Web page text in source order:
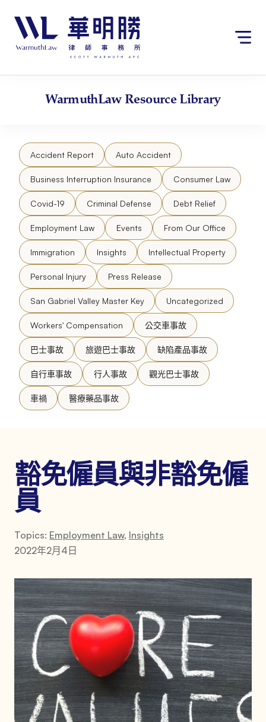
content
WarmuthLawResource Library
Accident Report Auto Accident
Business Interruption Insurance Consumer Law
Covid-19 Criminal Defense Debt Relief
Employment Law Events From Our Office
Immigration Insights Intellectual Property
Personal Injury Press Release
San Gabriel Valley Master Key Uncategorized
Workers' Compensation 公交車事故
巴士事故 旅遊巴士事故 缺陷產品事故
自行車事故 行人事故 觀光巴士事故
車禍 醫療藥品事故
豁免僱員與非豁免僱
員
Topics: Employment Law, Insights
2022年2月4日